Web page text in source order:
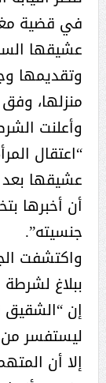
في قضية
عشيقها
وتقديمها
منزلها،
وأعلنت
“اعتقال
أن أخبرها
جنسيته”.
واكتشفت
ببلاغ
إن “الشقيق
ليستفسر من
إلا أن